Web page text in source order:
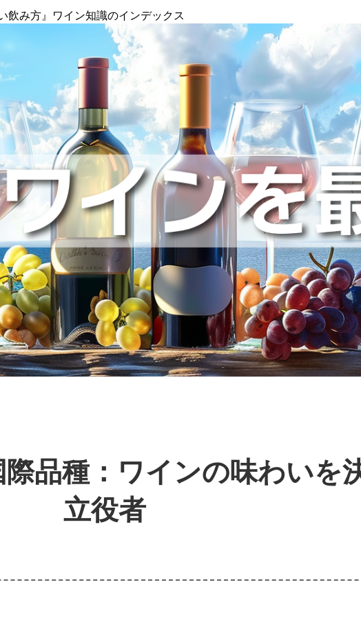
飲み方』ワイン知識のインデックス
品種：ワインの味わいを
立役者